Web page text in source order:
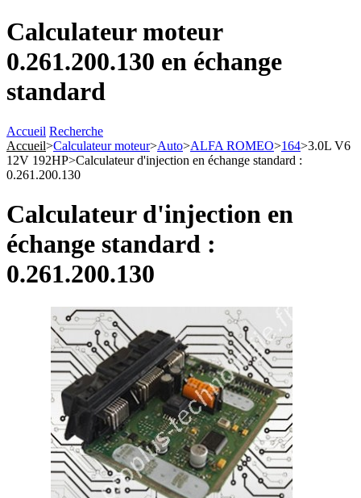
Calculateur moteur
0.261.200.130 en échange
standard
Accueil Recherche
Accueil>Calculateur moteur>Auto>ALFA ROMEO>164>3.0L V6
12V 192HP>Calculateur d'injection en échange standard :
0.261.200.130
Calculateur d'injection en
échange standard :
0.261.200.130